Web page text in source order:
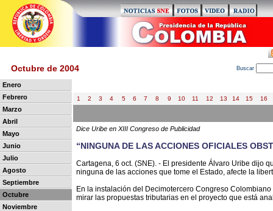
Octubre de 2004 Buscar
Enero
Febrero
Marzo
Abril
Mayo
Junio
Julio
Agosto
Septiembre
Octubre
Noviembre
1 2 3 4 5 6 7 8 9 10 11 12 13 14 15 16
Dice Uribe en XIII Congreso de Publicidad
“NINGUNA DE LAS ACCIONES OFICIALES
Cartagena, 6 oct. (SNE). - El presidente Álvaro Uribe dijo
ninguna de las acciones que tome el Estado, afecte la
En la instalación del Decimotercero Congreso
mirar las propuestas tributarias en el proyecto que está